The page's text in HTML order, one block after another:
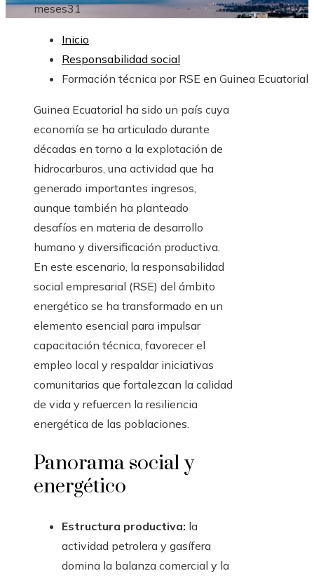
meses31
Inicio
Responsabilidad social
Formación técnica por RSE en Guinea Ecuatorial
Guinea Ecuatorial ha sido un país cuya
economía se ha articulado durante
décadas en torno a la explotación de
hidrocarburos, una actividad que ha
generado importantes ingresos,
aunque también ha planteado
desafíos en materia de desarrollo
humano y diversificación productiva.
En este escenario, la responsabilidad
social empresarial (RSE) del ámbito
energético se ha transformado en un
elemento esencial para impulsar
capacitación técnica, favorecer el
empleo local y respaldar iniciativas
comunitarias que fortalezcan la calidad
de vida y refuercen la resiliencia
energética de las poblaciones.
Panorama social y
energético
Estructura productiva: la
actividad petrolera y gasífera
domina la balanza comercial y la